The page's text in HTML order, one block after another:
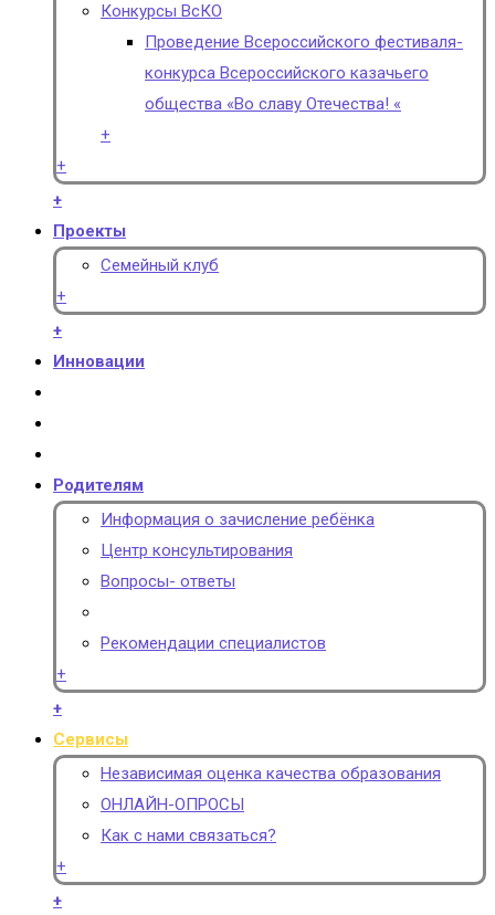
Конкурсы ВсКО
Проведение Всероссийского фестиваля-
конкурса Всероссийского казачьего
общества «Во славу Отечества! «
+
+
+
Проекты
Семейный клуб
+
+
Инновации
Родителям
Информация о зачисление ребёнка
Центр консультирования
Вопросы- ответы
Рекомендации специалистов
+
+
Сервисы
Независимая оценка качества образования
ОНЛАЙН-ОПРОСЫ
Как с нами связаться?
+
+